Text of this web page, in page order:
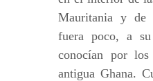
Mauritania y
fuera poco, a
conocían por
antigua Ghana.